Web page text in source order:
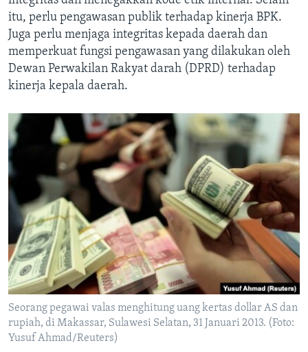
itu, perlu pengawasan publik terhadap kinerja BPK.
Juga perlu menjaga integritas kepada daerah dan
memperkuat fungsi pengawasan yang dilakukan oleh
Dewan Perwakilan Rakyat darah (DPRD) terhadap
kinerja kepala daerah.
Seorang pegawai valas menghitung uang kertas dollar AS dan
rupiah, di Makassar, Sulawesi Selatan, 31 Januari 2013. (Foto:
Yusuf Ahmad/Reuters)